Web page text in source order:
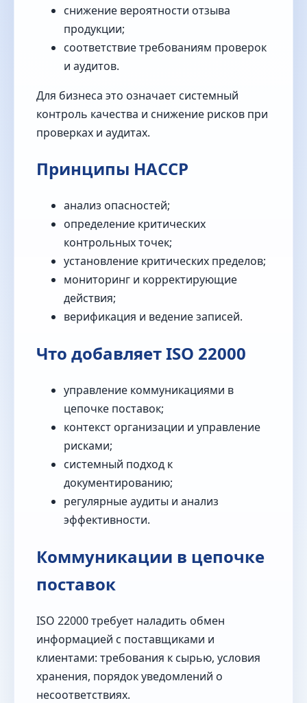
снижение вероятности отзыва
продукции;
соответствие требованиям проверок
и аудитов.
Для бизнеса это означает системный
контроль качества и снижение рисков при
проверках и аудитах.
Принципы HACCP
анализ опасностей;
определение критических
контрольных точек;
установление критических пределов;
мониторинг и корректирующие
действия;
верификация и ведение записей.
Что добавляет ISO 22000
управление коммуникациями в
цепочке поставок;
контекст организации и управление
рисками;
системный подход к
документированию;
регулярные аудиты и анализ
эффективности.
Коммуникации в цепочке
поставок
ISO 22000 требует наладить обмен
информацией с поставщиками и
клиентами: требования к сырью, условия
хранения, порядок уведомлений о
несоответствиях.